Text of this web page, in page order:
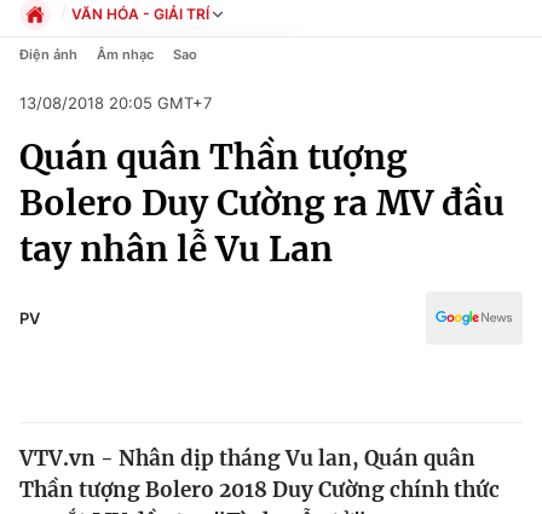
Chuyên mục
Chính trị
Xã hội
Pháp luật
Thế giới
VĂN HÓA - GIẢI TRÍ
Chính trị
Pháp luật
Kinh tế
Thể thao
Truyền hình
Văn hóa - Giải trí
Điện ảnh Âm nhạc Sao
13/08/2018 20:05 GMT+7
Quán quân Thần tượng
Bolero Duy Cường ra MV đầu
tay nhân lễ Vu Lan
PV
VTV.vn - Nhân dịp tháng Vu lan, Quán quân
Thần tượng Bolero 2018 Duy Cường chính thức